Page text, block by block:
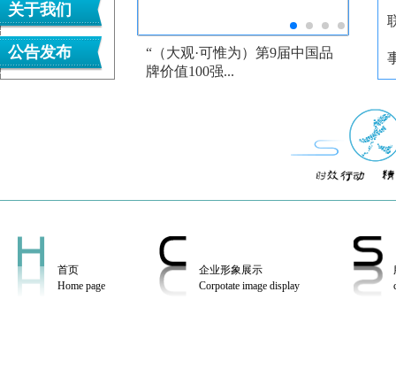
关于我们
公告发布
“（大观·可惟为）第9届中国品
牌价值100强...
中国
首页
Home page
企业形象展示
Corpotate image display